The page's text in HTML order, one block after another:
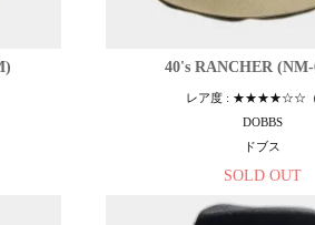
40's RANCHER
レア度 : ★★★★☆☆（
DOBBS
ドブス
SOLD OUT